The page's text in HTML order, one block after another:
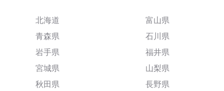
北海道
青森県
岩手県
宮城県
秋田県
富山県
石川県
福井県
山梨県
長野県